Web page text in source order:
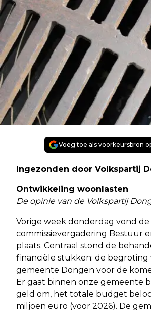
Voeg toe als voorkeursbron
Ingezonden door Volkspartij
Ontwikkeling woonlasten
De opinie van de Volkspartij
Vorige week donderdag vond de
commissievergadering Bestuur
plaats. Centraal stond de
financiële stukken; de begroting
gemeente Dongen voor de
Er gaat binnen onze gemeente
geld om, het totale budget
miljoen euro (voor 2026). De